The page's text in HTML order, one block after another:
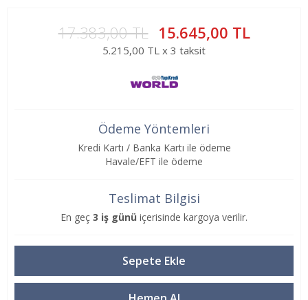
17.383,00 TL 15.645,00 TL
5.215,00 TL x 3 taksit
Ödeme Yöntemleri
Kredi Kartı / Banka Kartı ile ödeme
Havale/EFT ile ödeme
Teslimat Bilgisi
En geç 3 iş günü içerisinde kargoya verilir.